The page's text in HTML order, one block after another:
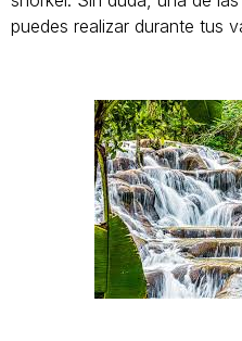
puedes realizar durante tus